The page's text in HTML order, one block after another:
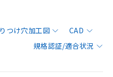
つけ穴加工図
CAD
規格認証/適合状況